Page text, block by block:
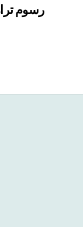
رسوم